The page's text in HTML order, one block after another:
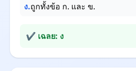
ง.ถูกทั้งข้อ ก. และ ข.
✔ เฉลย: ง